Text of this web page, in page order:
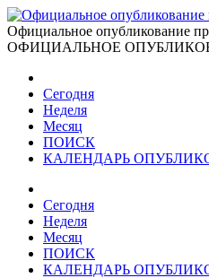
Официальное опубликование
ОФИЦИАЛЬНОЕ
Сегодня
Неделя
Месяц
ПОИСК
КАЛЕНДАРЬ
Сегодня
Неделя
Месяц
ПОИСК
КАЛЕНДАРЬ